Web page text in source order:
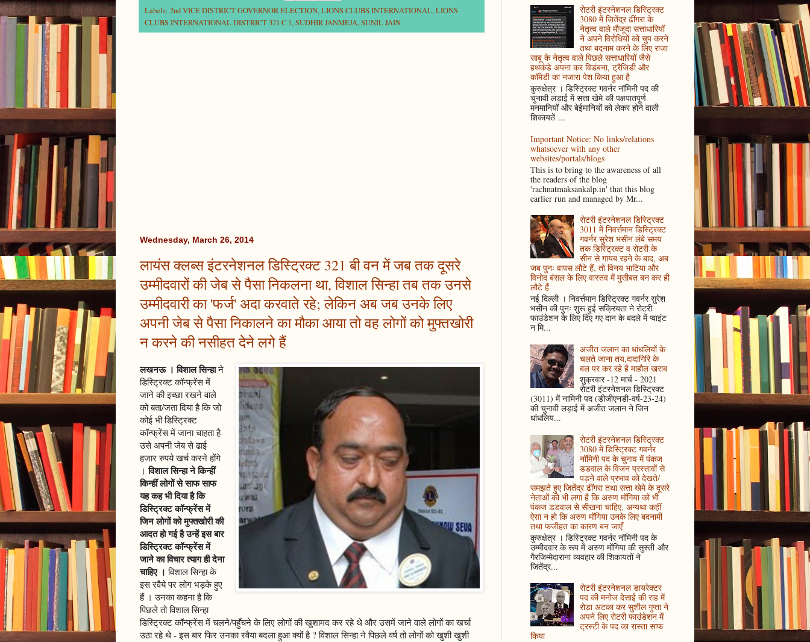
Labels: 2nd VICE DISTRICT GOVERNOR ELECTION,LIONS CLUBS INTERNATIONAL,LIONS
CLUBS INTERNATIONAL DISTRICT 321 C 1,SUDHIR JANMEJA,SUNIL JAIN
Wednesday, March 26, 2014
लायंस क्लब्स इंटरनेशनल डिस्ट्रिक्ट 321 बी वन में जब तक दूसरे
उम्मीदवारों की जेब से पैसा निकलना था, विशाल सिन्हा तब तक उनसे
उम्मीदवारी का 'फर्ज' अदा करवाते रहे; लेकिन अब जब उनके लिए
अपनी जेब से पैसा निकालने का मौका आया तो वह लोगों को मुफ्तखोरी
न करने की नसीहत देने लगे हैं
लखनऊ । विशाल सिन्हाने
डिस्ट्रिक्ट कॉन्फ्रेंस में
जाने की इच्छा रखने वाले
को बता/जता दिया है कि जो
कोई भी डिस्ट्रिक्ट
कॉन्फ्रेंस में जाना चाहता है
उसे अपनी जेब से ढाई
हजार रुपये खर्च करने होंगे
।विशाल सिन्हा ने किन्हीं
किन्हीं लोगों से साफ साफ
यह कह भी दिया है कि
डिस्ट्रिक्ट कॉन्फ्रेंस में
जिन लोगों को मुफ्तखोरी की
आदत हो गई है उन्हें इस बार
डिस्ट्रिक्ट कॉन्फ्रेंस में
जाने का विचार त्याग ही देना
चाहिए । विशाल सिन्हा के
इस रवैये पर लोग भड़के हुए
हैं । उनका कहना है कि
पिछले तो विशाल सिन्हा
डिस्ट्रिक्ट कॉन्फ्रेंस में चलने/पहुँचने के लिए लोगों की खुशामद कर रहे थे और उसमें जाने वाले लोगों का खर्चा
उठा रहे थे - इस बार फिर उनका रवैया बदला हुआ क्यों है ? विशाल सिन्हा ने पिछले वर्ष तो लोगों को खुशी खुशी
रोटरी इंटरनेशनल डिस्ट्रिक्ट
3080 में जितेंद्र ढींगरा के
नेतृत्व वाले मौजूदा सत्ताधारियों
ने अपने विरोधियों को चुप करने
तथा बदनाम करने के लिए राजा
साबू के नेतृत्व वाले पिछले सत्ताधारियों जैसे
हथकंडे अपना कर विडंबना, ट्रैजिडी और
कॉमेडी का नजारा पेश किया हुआ है
कुरुक्षेत्र । डिस्ट्रिक्ट गवर्नर नॉमिनी पद की
चुनावी लड़ाई में सत्ता खेमे की पक्षपातपूर्ण
मनमानियों और बेईमानियों को लेकर होने वाली
शिकायतें ...
Important Notice: No links/relations
whatsoever with any other
websites/portals/blogs
This is to bring to the awareness of all
the readers of the blog
'rachnatmaksankalp.in' that this blog
earlier run and managed by Mr...
रोटरी इंटरनेशनल डिस्ट्रिक्ट
3011 में निवर्त्तमान डिस्ट्रिक्ट
गवर्नर सुरेश भसीन लंबे समय
तक डिस्ट्रिक्ट व रोटरी के
सीन से गायब रहने के बाद, अब
जब पुनः वापस लौटे हैं, तो विनय भाटिया और
विनोद बंसल के लिए वास्तव में मुसीबत बन कर ही
लौटे हैं
नई दिल्ली । निवर्त्तमान डिस्ट्रिक्ट गवर्नर सुरेश
भसीन की पुनः शुरू हुई सक्रियता ने रोटरी
फाउंडेशन के लिए दिए गए दान के बदले में प्वाइंट
न मि...
अजीत जलान का धांधलियों के
चलते जाना तय,दादागिरि के
बल पर कर रहे है माहौल खराब
शुक्रवार -12 मार्च - 2021
रोटरी इंटरनेशनल डिस्ट्रिक्ट
(3011) में नामिनी पद (डीजीएनडी-वर्ष-23-24)
की चुनावी लड़ाई में अजीत जलान ने जिन
धांधलिय...
रोटरी इंटरनेशनल डिस्ट्रिक्ट
3080 में डिस्ट्रिक्ट गवर्नर
नॉमिनी पद के चुनाव में पंकज
डडवाल के विजन प्रस्तावों से
पड़ने वाले प्रभाव को देखते/
समझते हुए जितेंद्र ढींगरा तथा सत्ता खेमे के दूसरे
नेताओं को भी लगा है कि अरुण मोंगिया को भी
पंकज डडवाल से सीखना चाहिए, अन्यथा कहीं
ऐसा न हो कि अरुण मोंगिया उनके लिए बदनामी
तथा फजीहत का कारण बन जाएँ
कुरुक्षेत्र । डिस्ट्रिक्ट गवर्नर नॉमिनी पद के
उम्मीदवार के रूप में अरुण मोंगिया की सुस्ती और
गैरजिम्मेदाराना व्यवहार की शिकायतों ने
जितेंद्र...
रोटरी इंटरनेशनल डायरेक्टर
पद की मनोज देसाई की राह में
रोड़ा अटका कर सुशील गुप्ता ने
अपने लिए रोटरी फाउंडेशन में
ट्रस्टी के पद का रास्ता साफ
किया